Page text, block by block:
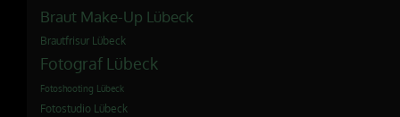
Braut Make-Up Lübeck
Brautfrisur Lübeck
Fotograf Lübeck
Fotoshooting Lübeck
Fotostudio Lübeck